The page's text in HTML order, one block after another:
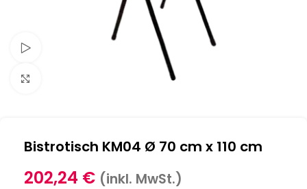
Bistrotisch KM04 Ø 70 cm x 110 cm
202,24 € (inkl. MwSt.)